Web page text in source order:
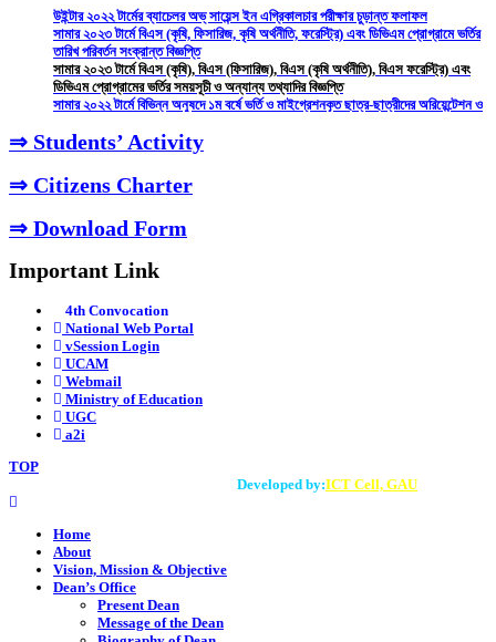
উইন্টার ২০২২ টার্মের ব্যাচেলর অভ্ সায়েন্স ইন এগ্রিকালচার পরীক্ষার চুড়ান্ত ফলাফল
সামার ২০২৩ টার্মে বিএস (কৃষি, ফিসারিজ, কৃষি অর্থনীতি, ফরেস্ট্রি) এবং ডিভিএম প্রোগ্রামে ভর্তির
তারিখ পরিবর্তন সংক্রান্ত বিজ্ঞপ্তি
সামার ২০২৩ টার্মে বিএস (কৃষি), বিএস (ফিসারিজ), বিএস (কৃষি অর্থনীতি), বিএস ফরেস্ট্রি) এবং
ডিভিএম প্রোগ্রামের ভর্তির সময়সূচী ও অন্যান্য তথ্যাদির বিজ্ঞপ্তি
সামার ২০২২ টার্মে বিভিন্ন অনুষদে ১ম বর্ষে ভর্তি ও মাইগ্রেশনকৃত ছাত্র-ছাত্রীদের অরিয়েন্টেশন ও
ক্লাস শুরু প্রসঙ্গে
উইন্টার ২০২১ টার্মের কৃষি অনুষদের চুড়ান্ত ফলাফল
⇒ Students’ Activity
⇒ Citizens Charter
⇒ Download Form
Important Link
4th Convocation
National Web Portal
vSession Login
UCAM
Webmail
Ministry of Education
UGC
a2i
TOP
Developed by:ICT Cell, GAU
Home
About
Vision, Mission & Objective
Dean’s Office
Present Dean
Message of the Dean